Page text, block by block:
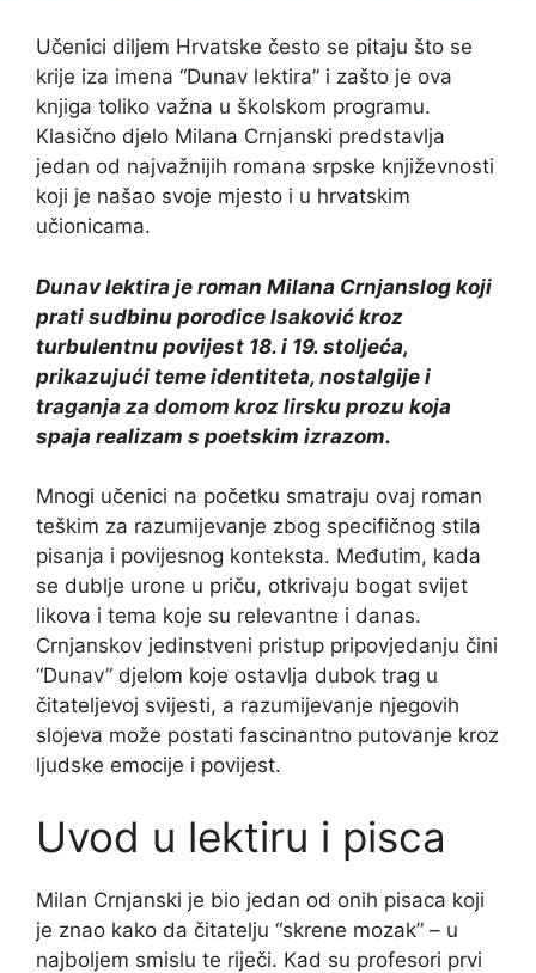
Učenici diljem Hrvatske često se pitaju što se
krije iza imena “Dunav lektira” i zašto je ova
knjiga toliko važna u školskom programu.
Klasično djelo Milana Crnjanski predstavlja
jedan od najvažnijih romana srpske književnosti
koji je našao svoje mjesto i u hrvatskim
učionicama.
Dunav lektira je roman Milana Crnjanslog koji
prati sudbinu porodice Isaković kroz
turbulentnu povijest 18. i 19. stoljeća,
prikazujući teme identiteta, nostalgije i
traganja za domom kroz lirsku prozu koja
spaja realizam s poetskim izrazom.
Mnogi učenici na početku smatraju ovaj roman
teškim za razumijevanje zbog specifičnog stila
pisanja i povijesnog konteksta. Međutim, kada
se dublje urone u priču, otkrivaju bogat svijet
likova i tema koje su relevantne i danas.
Crnjanskov jedinstveni pristup pripovjedanju čini
“Dunav” djelom koje ostavlja dubok trag u
čitateljevoj svijesti, a razumijevanje njegovih
slojeva može postati fascinantno putovanje kroz
ljudske emocije i povijest.
Uvod u lektiru i pisca
Milan Crnjanski je bio jedan od onih pisaca koji
je znao kako da čitatelju “skrene mozak” – u
najboljem smislu te riječi. Kad su profesori prvi